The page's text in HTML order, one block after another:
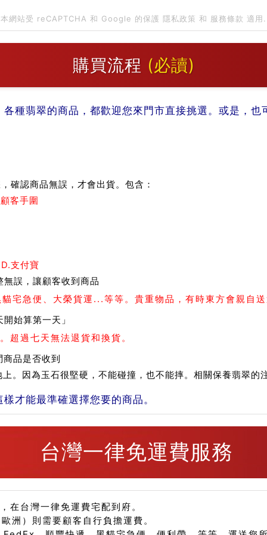
本網站受 reCAPTCHA 和 Google 的保護 隱私政策 和 服務條款 適用.
購買流程 (必讀)
種翡翠的商品，都歡迎您來門市直接挑選。或是，
確認商品無誤，才會出貨。包含：
客手圍
支付寶
誤，讓顧客收到商品
宅急便、大榮貨運...等等。貴重物品，有時東方會親自
始算第一天」
超過七天無法退貨和換貨。
品是否收到
。因為玉石很堅硬，不能碰撞，也不能摔。相關保養翡翠的
才能最準確選擇您要的商品。
台灣一律免運費服務
在台灣一律免運費宅配到府。
洲）則需要顧客自行負擔運費。